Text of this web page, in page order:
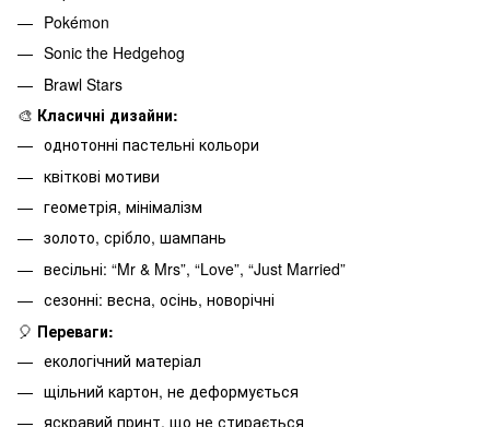
Pokémon
Sonic the Hedgehog
Brawl Stars
🎨 Класичні дизайни:
однотонні пастельні кольори
квіткові мотиви
геометрія, мінімалізм
золото, срібло, шампань
весільні: “Mr & Mrs”, “Love”, “Just Married”
сезонні: весна, осінь, новорічні
🎈 Переваги:
екологічний матеріал
щільний картон, не деформується
яскравий принт, що не стирається